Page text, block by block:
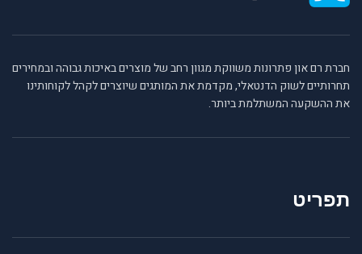
חברת רם און פתרונות משווקת מגוון רחב של מוצרים באיכות גבוהה ובמחירים
תחרותיים לשוק הדנטאלי, מקדמת את המותגים שיוצרים לקהל לקוחותינו
את ההשקעה המשתלמת ביותר.
תפריט